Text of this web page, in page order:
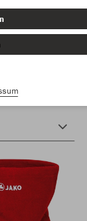
SV Hullern